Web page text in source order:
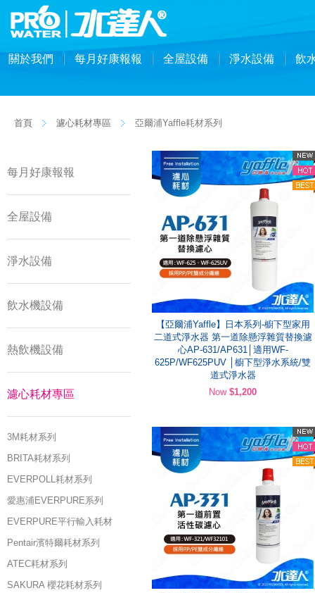
關於我們 每月好康報報 全屋設備 淨水設備 飲
首頁 濾心耗材專區 亞爾浦Yaffle耗材系列
每月好康報報
全屋設備
淨水設備
飲水機設備
熱飲機設備
濾心耗材專區
3M耗材系列
BRITA耗材系列
EVERPOLL耗材系列
愛惠浦EVERPURE系列
EVERPURE平行輸入耗材
Pentair濱特爾耗材系列
ATEC耗材系列
SAKURA 櫻花耗材系列
【亞爾浦Yaffle】日本系列-櫥下型家用
二道式淨水器 第一道除懸浮雜質替換濾
心AP-631/AP631│適用WF-
625P/WF625PUV │櫥下型淨水系統/雙
道式淨水器
Now $1,200